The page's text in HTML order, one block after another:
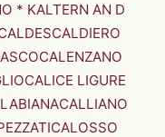
* KALTERN AN D
CALDIERO
CALENZANO
CALICE LIGURE
CALLIANO
CALOSSO